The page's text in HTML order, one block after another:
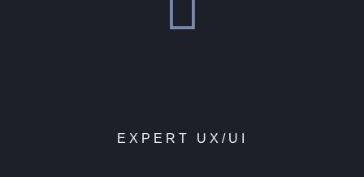
EXPERT UX/UI